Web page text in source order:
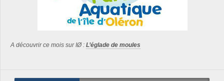
A découvrir ce mois sur IØ : L’églade de moules